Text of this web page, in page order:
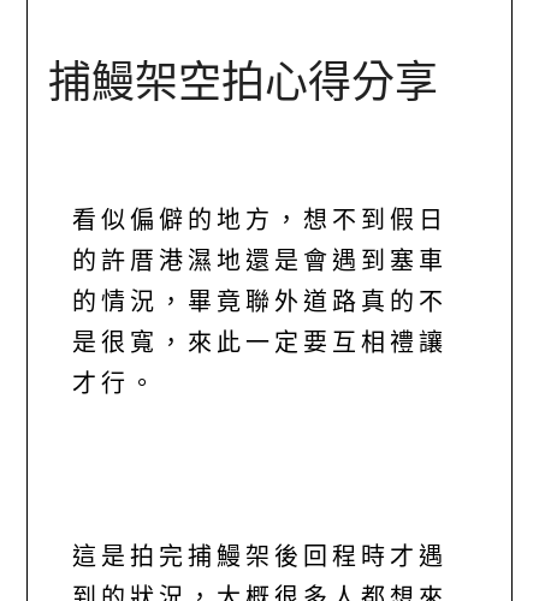
捕鰻架空拍心得分享
看似偏僻的地方，想不到假日
的許厝港濕地還是會遇到塞車
的情況，畢竟聯外道路真的不
是很寬，來此一定要互相禮讓
才行。
這是拍完捕鰻架後回程時才遇